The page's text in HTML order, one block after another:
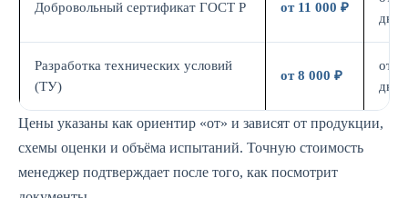
Добровольный сертификат ГОСТ Р от 11 000 ₽
дн.
Разработка технических условий
(ТУ)
от 8 000 ₽
от 5
дн.
Цены указаны как ориентир «от» и зависят от продукции,
схемы оценки и объёма испытаний. Точную стоимость
менеджер подтверждает после того, как посмотрит